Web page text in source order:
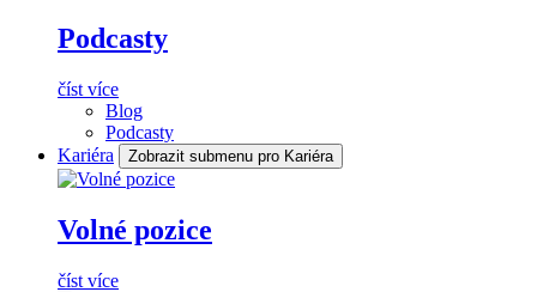
Podcasty
číst více
Blog
Podcasty
Kariéra
Zobrazit submenu pro Kariéra
Volné pozice
číst více